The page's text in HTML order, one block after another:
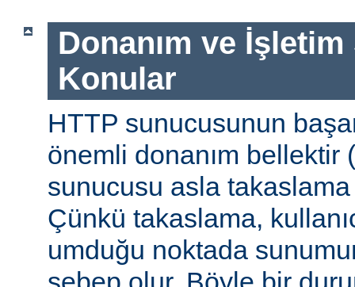
Donanım ve
Konular
HTTP sunucusunun
önemli donanım bellektir
sunucusu asla takaslama
Çünkü takaslama,
umduğu noktada